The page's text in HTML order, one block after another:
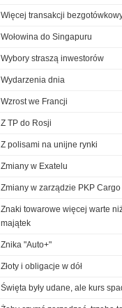
Więcej transakcji
Wołowina do Singapuru
Wybory straszą inwestorów
Wydarzenia dnia
Wzrost we Francji
Z TP do Rosji
Z polisami na unijne rynki
Zmiany w Exatelu
Zmiany w zarządzie PKP Cargo
Znaki towarowe więcej warte
majątek
Znika "Auto+"
Złoty i obligacje w dół
Święta były udane, ale kurs